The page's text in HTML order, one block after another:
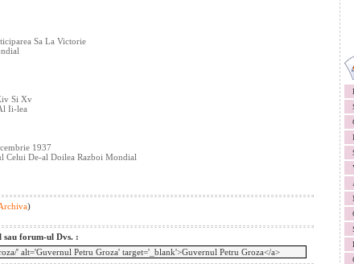
Sa La Victorie
Si Xv
Ii-lea
1937
Celui De-al Doilea Razboi Mondial
)
sau forum-ul Dvs. :